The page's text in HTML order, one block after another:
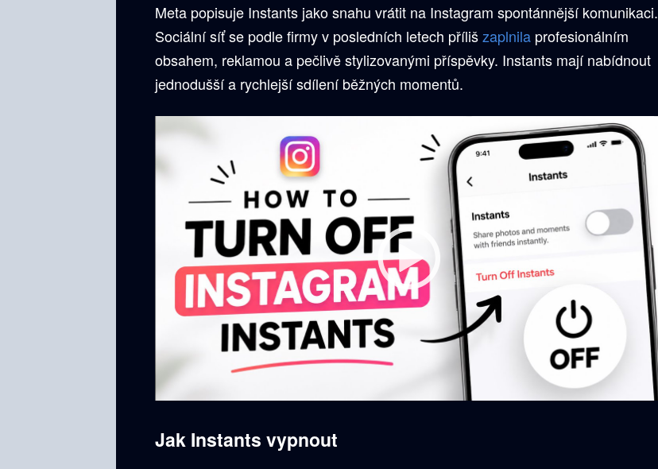
Meta popisuje Instants jako snahu vrátit na Instagram spontánnější komunikaci.
Sociální síť se podle firmy v posledních letech přílišzaplnila profesionálním
obsahem, reklamou a pečlivě stylizovanými příspěvky. Instants mají nabídnout
jednodušší a rychlejší sdílení běžných momentů.
Jak Instants vypnout